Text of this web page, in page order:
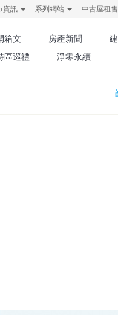
資訊 系列網站 中古屋租售
箱文 房產新聞
區巡禮
淨零永續